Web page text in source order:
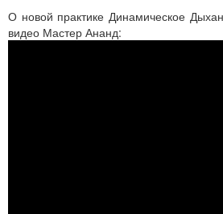
О новой практике Динамическое
видео Мастер Ананд: